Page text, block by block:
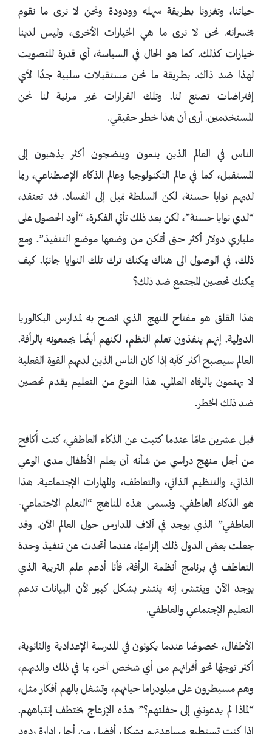
حياتنا، وتغزونا بطريقة سهله وودودة ونحن لا نرى ما نقوم
بخسرانه. نحن لا نرى ما هي الخيارات الأخرى، وليس لدينا
خيارات كذلك. كما هو الحال في السياسة، أي قدرة للتصويت
لهذا ضد ذاك. بطريقة ما نحن مستقبلات سلبية جدًا لأي
إفتراضات تصنع لنا. وتلك القرارات غير مرئية لنا نحن
المستخدمين. أرى أن هذا خطر حقيقي.
الناس في العالم الذين ينمون وينضجون أكثر يذهبون إلى
المستقبل، كما في عالم التكنولوجيا وعالم الذكاء الإصطناعي، ربما
لديهم نوايا حسنة، لكن السلطة تميل إلى الفساد. قد تعتقد،
“لدي نوايا حسنة”، لكن بعد ذلك تأتي الفكرة، “أود الحصول على
ملياري دولار أكثر حتى أتمكن من وضعها موضع التنفيذ”. ومع
ذلك، في الوصول الى هناك يمكنك ترك تلك النوايا جانبًا. كيف
يمكنك تحصين المجتمع ضد ذلك؟
هذا القلق هو مفتاح المنهج الذي انصح به لمدارس البكالوريا
الدولية. إنهم ينفذون تعلم النظم، لكنهم أيضًا يجمعونه بالرأفة.
العالم سيصبح أكثر كآبة إذا كان الناس الذين لديهم القوة الفعلية
لا يهتمون بالرفاه العالمي. هذا النوع من التعليم يقدم تحصين
ضد ذلك الخطر.
قبل عشرين عامًا عندما كتبت عن الذكاء العاطفي، كنت أُكافح
من أجل منهج دراسي من شأنه أن يعلم الأطفال مدى الوعي
الذاتي، والتنظيم الذاتي، والتعاطف، والمهارات الإجتماعية. هذا
هو الذكاء العاطفي. وتسمى هذه المناهج “التعلم الاجتماعي-
العاطفي” الذي يوجد في آلاف المدارس حول العالم الآن. وقد
جعلت بعض الدول ذلك إلزاميًا، عندما أتحدث عن تنفيذ وحدة
التعاطف في برنامج أنظمة الرأفة، فأنا أدعم علم التربية الذي
يوجد الآن وينتشر، إنه ينتشر بشكل كبير لأن البيانات تدعم
التعليم الإجتماعي والعاطفي.
الأطفال، خصوصًا عندما يكونون في المدرسة الإعدادية والثانوية،
أكثر توجهًا نحو أقرانهم من أي شخص آخر، بما في ذلك والديهم،
وهم مسيطرون على ميلودراما حياتهم، وتشغل بالهم أفكار مثل،
“لماذا لم يدعونني إلى حفلتهم؟” هذه الإزعاج يختطف إنتباههم.